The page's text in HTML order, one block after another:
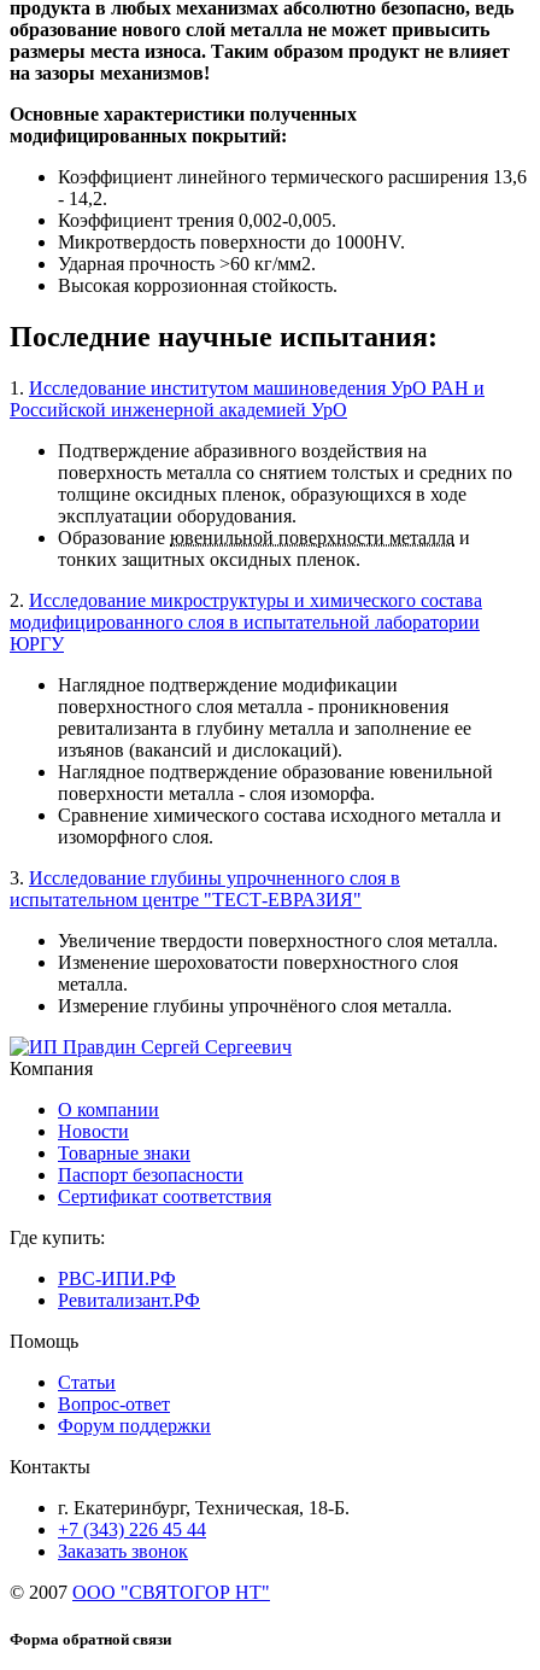
продукта в любых механизмах абсолютно безопасно, ведь
образование нового слой металла не может привысить
размеры места износа. Таким образом продукт не влияет
на зазоры механизмов!
Основные характеристики полученных
модифицированных покрытий:
Коэффициент линейного термического расширения 13,6
- 14,2.
Коэффициент трения 0,002-0,005.
Микротвердость поверхности до 1000HV.
Ударная прочность >60 кг/мм2.
Высокая коррозионная стойкость.
Последние научные испытания:
1. Исследование институтом машиноведения УрО РАН и
Российской инженерной академией УрО
Подтверждение абразивного воздействия на
поверхность металла со снятием толстых и средних по
толщине оксидных пленок, образующихся в ходе
эксплуатации оборудования.
Образование ювенильной поверхности металла и
тонких защитных оксидных пленок.
2. Исследование микроструктуры и химического состава
модифицированного слоя в испытательной лаборатории
ЮРГУ
Наглядное подтверждение модификации
поверхностного слоя металла - проникновения
ревитализанта в глубину металла и заполнение ее
изъянов (вакансий и дислокаций).
Наглядное подтверждение образование ювенильной
поверхности металла - слоя изоморфа.
Сравнение химического состава исходного металла и
изоморфного слоя.
3. Исследование глубины упрочненного слоя в
испытательном центре "ТЕСТ-ЕВРАЗИЯ"
Увеличение твердости поверхностного слоя металла.
Изменение шероховатости поверхностного слоя
металла.
Измерение глубины упрочнёного слоя металла.
Компания
О компании
Новости
Товарные знаки
Паспорт безопасности
Сертификат соответствия
Где купить:
РВС-ИПИ.РФ
Ревитализант.РФ
Помощь
Статьи
Вопрос-ответ
Форум поддержки
Контакты
г. Екатеринбург, Техническая, 18-Б.
+7 (343) 226 45 44
Заказать звонок
© 2007 ООО "СВЯТОГОР НТ"
Форма обратной связи